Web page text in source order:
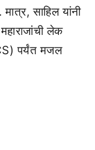
साहिल यांनी
लेक
पर्यंत मजल